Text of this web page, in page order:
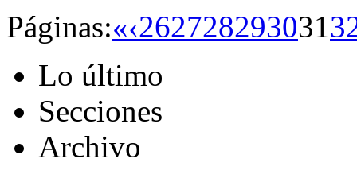
Páginas:«‹262728293031
Lo último
Secciones
Archivo